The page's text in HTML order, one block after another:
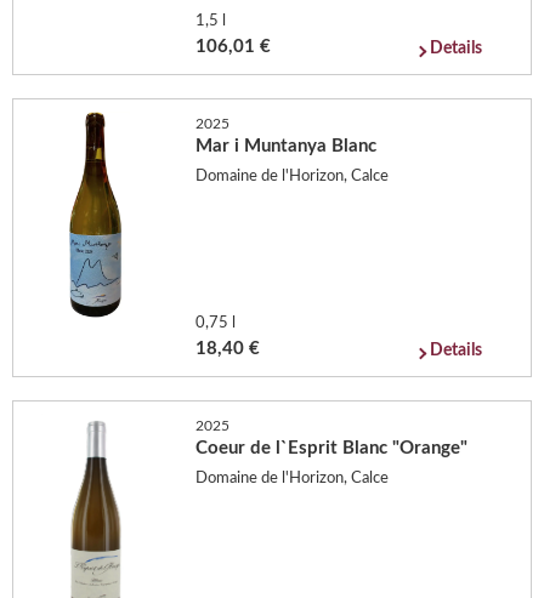
1,5 l
106,01 € Details
2025
Mar i Muntanya Blanc
Domaine de l'Horizon, Calce
0,75 l
18,40 € Details
2025
Coeur de l`Esprit Blanc "Orange"
Domaine de l'Horizon, Calce